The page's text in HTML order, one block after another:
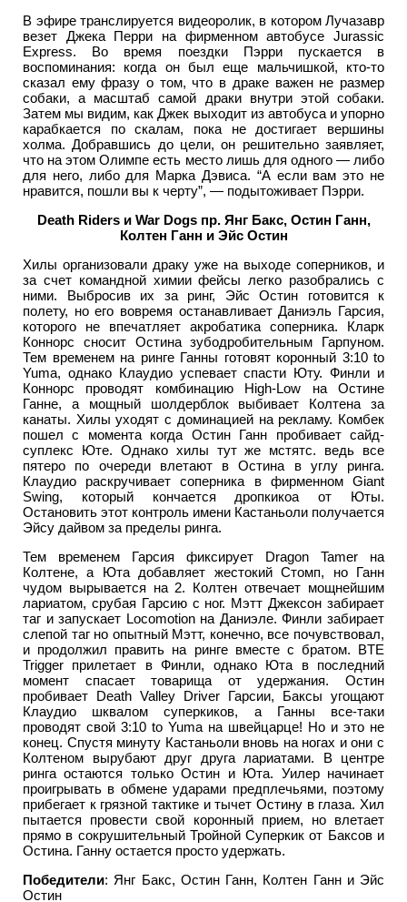
В эфире транслируется видеоролик, в котором Лучазавр
везет Джека Перри на фирменном автобусе Jurassic
Express. Во время поездки Пэрри пускается в
воспоминания: когда он был еще мальчишкой, кто-то
сказал ему фразу о том, что в драке важен не размер
собаки, а масштаб самой драки внутри этой собаки.
Затем мы видим, как Джек выходит из автобуса и упорно
карабкается по скалам, пока не достигает вершины
холма. Добравшись до цели, он решительно заявляет,
что на этом Олимпе есть место лишь для одного — либо
для него, либо для Марка Дэвиса. “А если вам это не
нравится, пошли вы к черту”, — подытоживает Пэрри.
Death Riders и War Dogs пр. Янг Бакс, Остин Ганн,
Колтен Ганн и Эйс Остин
Хилы организовали драку уже на выходе соперников, и
за счет командной химии фейсы легко разобрались с
ними. Выбросив их за ринг, Эйс Остин готовится к
полету, но его вовремя останавливает Даниэль Гарсия,
которого не впечатляет акробатика соперника. Кларк
Коннорс сносит Остина зубодробительным Гарпуном.
Тем временем на ринге Ганны готовят коронный 3:10 to
Yuma, однако Клаудио успевает спасти Юту. Финли и
Коннорс проводят комбинацию High-Low на Остине
Ганне, а мощный шолдерблок выбивает Колтена за
канаты. Хилы уходят с доминацией на рекламу. Комбек
пошел с момента когда Остин Ганн пробивает сайд-
суплекс Юте. Однако хилы тут же мстятс. ведь все
пятеро по очереди влетают в Остина в углу ринга.
Клаудио раскручивает соперника в фирменном Giant
Swing, который кончается дропкикоа от Юты.
Остановить этот контроль имени Кастаньоли получается
Эйсу дайвом за пределы ринга.
Тем временем Гарсия фиксирует Dragon Tamer на
Колтене, а Юта добавляет жестокий Стомп, но Ганн
чудом вырывается на 2. Колтен отвечает мощнейшим
лариатом, срубая Гарсию с ног. Мэтт Джексон забирает
таг и запускает Locomotion на Даниэле. Финли забирает
слепой таг но опытный Мэтт, конечно, все почувствовал,
и продолжил править на ринге вместе с братом. BTE
Trigger прилетает в Финли, однако Юта в последний
момент спасает товарища от удержания. Остин
пробивает Death Valley Driver Гарсии, Баксы угощают
Клаудио шквалом суперкиков, а Ганны все-таки
проводят свой 3:10 to Yuma на швейцарце! Но и это не
конец. Спустя минуту Кастаньоли вновь на ногах и они с
Колтеном вырубают друг друга лариатами. В центре
ринга остаются только Остин и Юта. Уилер начинает
проигрывать в обмене ударами предплечьями, поэтому
прибегает к грязной тактике и тычет Остину в глаза. Хил
пытается провести свой коронный прием, но влетает
прямо в сокрушительный Тройной Суперкик от Баксов и
Остина. Ганну остается просто удержать.
Победители: Янг Бакс, Остин Ганн, Колтен Ганн и Эйс
Остин